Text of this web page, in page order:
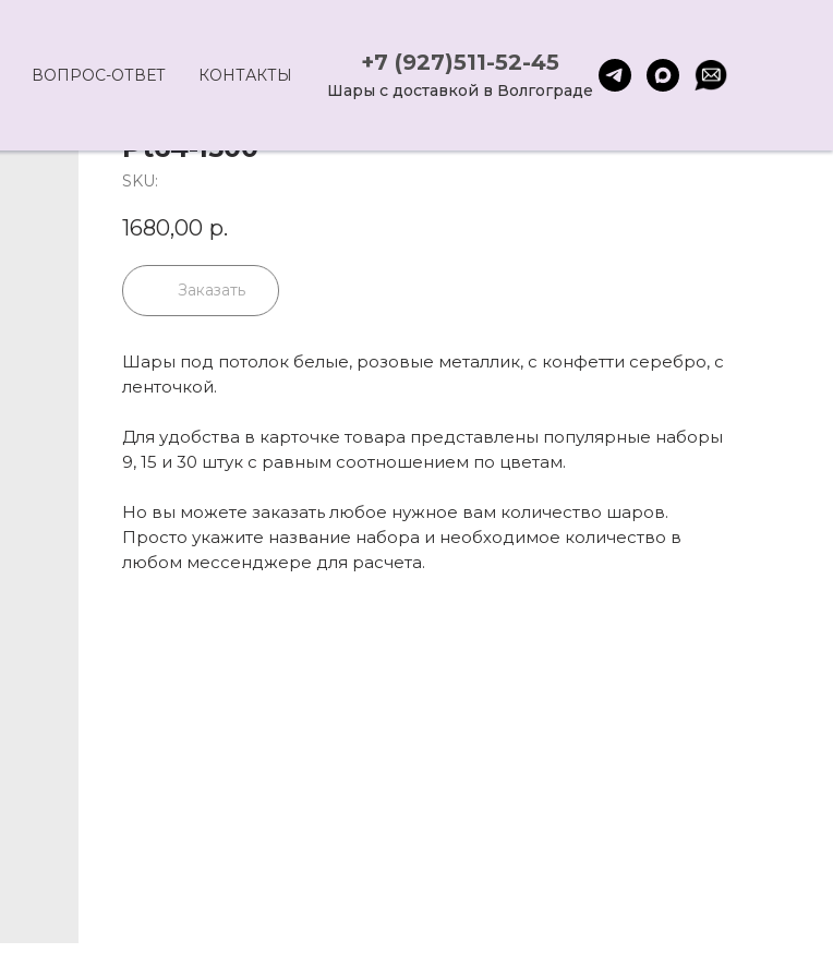
ВОПРОС-ОТВЕТ КОНТАКТЫ +7 (927)511-52-45
Шары с доставкой в Волгограде
Pt64-1500
SKU:
1680,00 р.
Заказать
Шары под потолок белые, розовые металлик, с конфетти серебро, с
ленточкой.
Для удобства в карточке товара представлены популярные наборы
9, 15 и 30 штук с равным соотношением по цветам.
Но вы можете заказать любое нужное вам количество шаров.
Просто укажите название набора и необходимое количество в
любом мессенджере для расчета.